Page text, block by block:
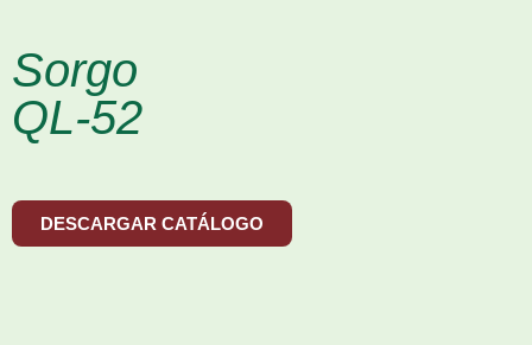
Sorgo
QL-52
DESCARGAR CATÁLOGO